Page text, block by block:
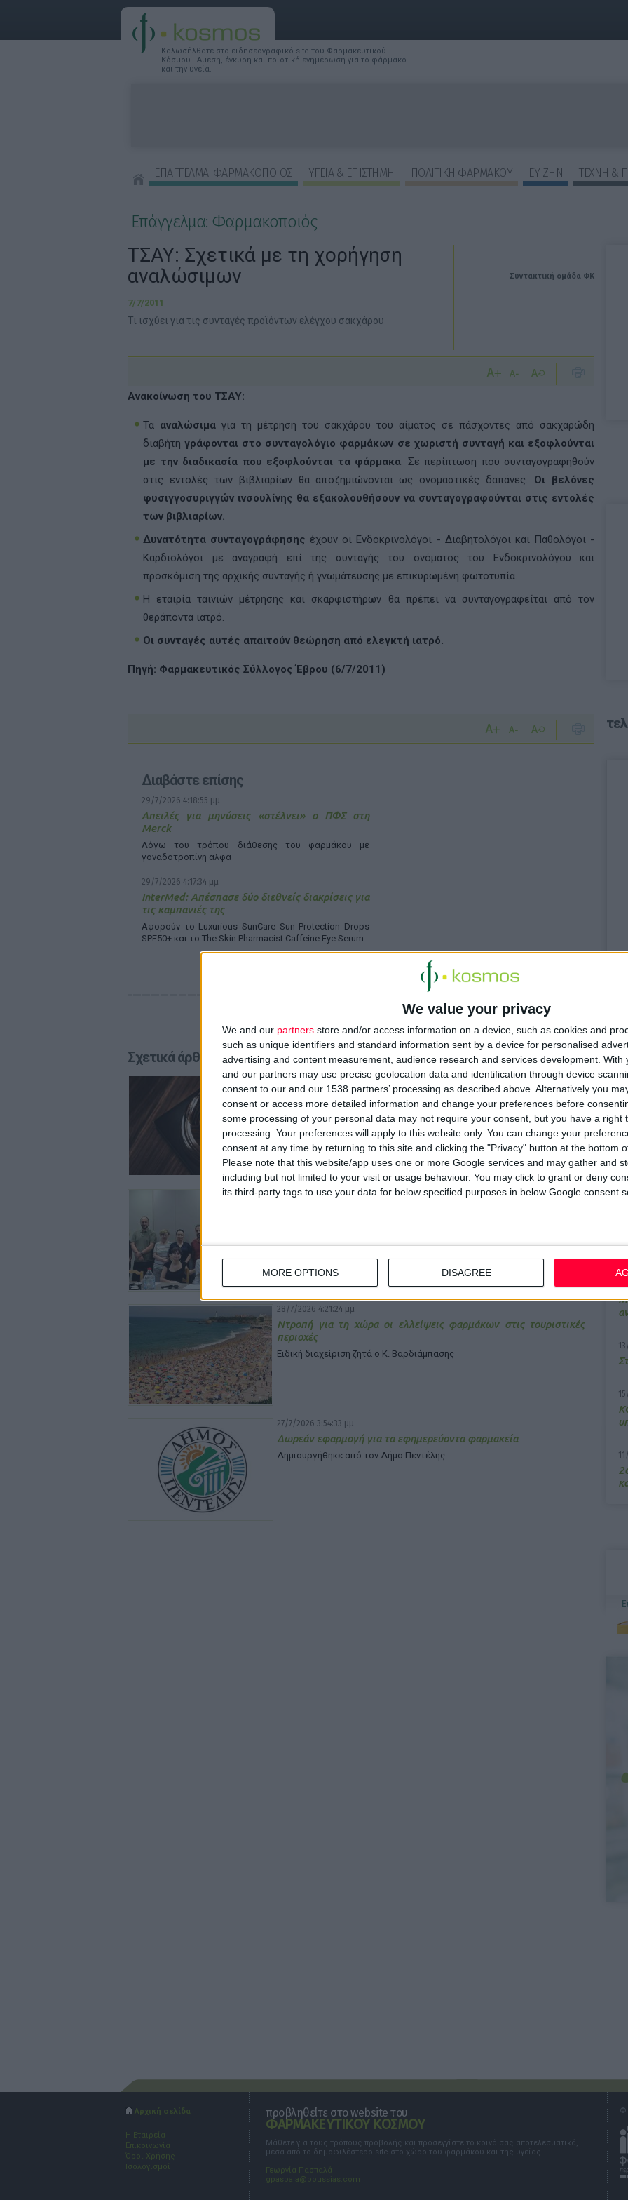
We value your privacy
We and our partners store and/or access information on a device, such as cookies and
such as unique identifiers and standard information sent by a device for personalised
advertising and content measurement, audience research and services development. With
and our partners may use precise geolocation data and identification through device
consent to our and our 1538 partners’ processing as described above. Alternatively you
consent or access more detailed information and change your preferences before
some processing of your personal data may not require your consent, but you have a right
processing. Your preferences will apply to this website only. You can change your
consent at any time by returning to this site and clicking the "Privacy" button at the bottom
Please note that this website/app uses one or more Google services and may gather and
including but not limited to your visit or usage behaviour. You may click to grant or deny
its third-party tags to use your data for below specified purposes in below Google consent
MORE OPTIONS DISAGREE
Καλωσήλθατε στο ειδησεογραφικό site του Φαρμακευτικού
Κόσμου. 'Αμεση, έγκυρη και ποιοτική ενημέρωση για το φάρμακο
και την υγεία.
ΕΠΑΓΓΕΛΜΑ: ΦΑΡΜΑΚΟΠΟΙΟΣ ΥΓΕΙΑ & ΕΠΙΣΤΗΜΗ ΠΟΛΙΤΙΚΗ ΦΑΡΜΑΚΟΥ ΕΥ ΖΗΝ
ΤΕΧΝΗ &
Επάγγελμα: Φαρμακοποιός
7/
Συντακτική ομάδα ΦΚ
ΤΣΑΥ: Σχετικά με τη χορήγηση
αναλώσιμων
7/7/2011
Τι ισχύει για τις συνταγές προϊόντων ελέγχου σακχάρου
Ανακοίνωση του ΤΣΑΥ:
Τα αναλώσιμα για τη μέτρηση του σακχάρου του αίματος σε πάσχοντες από σακχαρώδη
διαβήτηγράφονται στο συνταγολόγιο φαρμάκων σε χωριστή συνταγή και εξοφλούνται
με την διαδικασία που εξοφλούνται τα φάρμακα. Σε περίπτωση που συνταγογραφηθούν
στις εντολές των βιβλιαρίων θα αποζημιώνονται ως ονομαστικές δαπάνες. Οι βελόνες
φυσιγγοσυριγγών ινσουλίνης θα εξακολουθήσουν να συνταγογραφούνται στις εντολές
των βιβλιαρίων.
Δυνατότητα συνταγογράφησης έχουν οι Ενδοκρινολόγοι - Διαβητολόγοι και Παθολόγοι -
Καρδιολόγοι με αναγραφή επί της συνταγής του ονόματος του Ενδοκρινολόγου και
προσκόμιση της αρχικής συνταγής ή γνωμάτευσης με επικυρωμένη φωτοτυπία.
Η εταιρία ταινιών μέτρησης και σκαρφιστήρων θα πρέπει να συνταγογραφείται από τον
θεράποντα ιατρό.
Οι συνταγές αυτές απαιτούν θεώρηση από ελεγκτή ιατρό.
Πηγή: Φαρμακευτικός Σύλλογος Έβρου (6/7/2011)
Διαβάστε επίσης
29/7/2026 4:18:55 μμ
Απειλές για μηνύσεις «στέλνει» ο ΠΦΣ στη
Merck
Λόγω του τρόπου διάθεσης του φαρμάκου με
γοναδοτροπίνη αλφα
29/7/2026 4:17:34 μμ
InterMed: Απέσπασε δύο διεθνείς διακρίσεις για
τις καμπανιές της
Αφορούν το Luxurious SunCare Sun Protection Drops
SPF50+ και το The Skin Pharmacist Caffeine Eye Serum
Σχετικά άρθρα
29/7/2026 4:18:55 μμ
Απειλές για μηνύσεις «στέλνει» ο ΠΦΣ στη Merck
Λόγω του τρόπου διάθεσης του φαρμάκου με γοναδοτροπίνη αλφα
29/7/2026 4:13:55 μμ
28/7/2026 4:21:24 μμ
Ντροπή για τη χώρα οι ελλείψεις φαρμάκων στις τουριστικές
περιοχές
Ειδική διαχείριση ζητά ο Κ. Βαρδιάμπασης
27/7/2026 3:54:33 μμ
Δωρεάν εφαρμογή για τα εφημερεύοντα φαρμακεία
Δημιουργήθηκε από τον Δήμο Πεντέλης
Αρχική σελίδα
Η Εταιρεία
Επικοινωνία
Όροι Χρήσης
Ισολογισμοί
προβληθείτε στο website του
ΦΑΡΜΑΚΕΥΤΙΚΟΥ ΚΟΣΜΟΥ
Μάθετε για τους τρόπους προβολής και προσεγγίστε το κοινό σας αποτελεσματικά,
μέσα από το δημοφιλέστερο site στο χώρο του φαρμάκου και της υγείας.
Γεωργία Πασπαλά
gpaspala@boussias.com
©